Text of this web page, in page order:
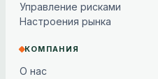
Управление рисками
Настроения рынка
КОМПАНИЯ
О нас